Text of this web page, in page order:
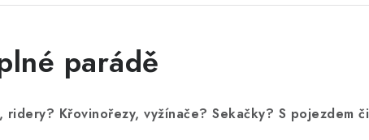
parádě
Křovinořezy, vyžínače? Sekačky? S pojezdem